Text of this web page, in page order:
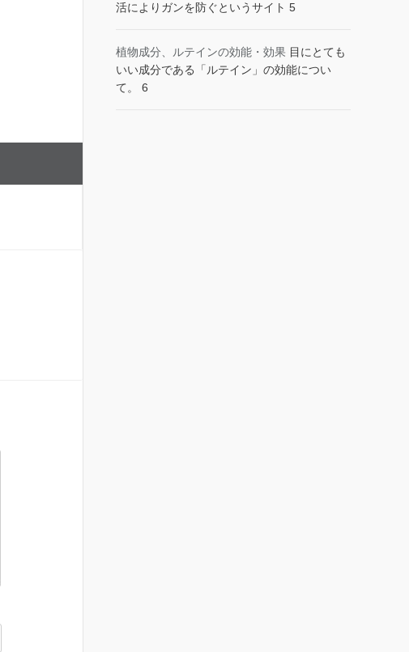
活によりガンを防ぐというサイト 5
植物成分、ルテインの効能・効果 目にとても
いい成分である「ルテイン」の効能につい
て。 6